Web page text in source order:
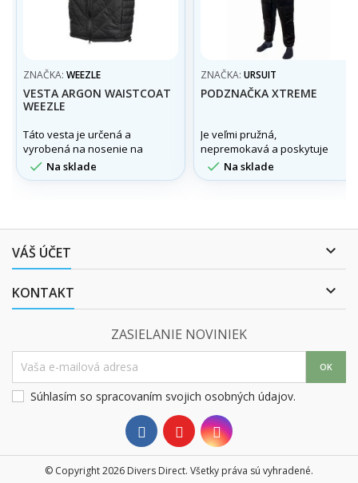
ZNAČKA: WEEZLE
VESTA ARGON WAISTCOAT
WEEZLE
Táto vesta je určená a
vyrobená na nosenie na
suchu. Vnútorná náplň je
rovnaká ako u podobleku
 Na sklade
ZNAČKA: URSUIT
PODZNAČKA XTREME
Je veľmi pružná,
nepremokavá a poskytuje
dokonalú tepelnú izoláciu
nielen v extrémne
 Na sklade
VÁŠ ÚČET 
KONTAKT 
ZASIELANIE NOVINIEK
Súhlasím so spracovaním svojich osobných údajov.
© Copyright 2026 Divers Direct. Všetky práva sú vyhradené.